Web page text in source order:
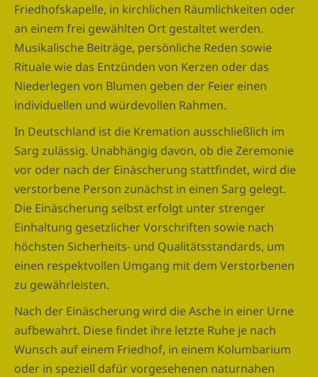
Friedhofskapelle, in kirchlichen Räumlichkeiten oder
an einem frei gewählten Ort gestaltet werden.
Musikalische Beiträge, persönliche Reden sowie
Rituale wie das Entzünden von Kerzen oder das
Niederlegen von Blumen geben der Feier einen
individuellen und würdevollen Rahmen.
In Deutschland ist die Kremation ausschließlich im
Sarg zulässig. Unabhängig davon, ob die Zeremonie
vor oder nach der Einäscherung stattfindet, wird die
verstorbene Person zunächst in einen Sarg gelegt.
Die Einäscherung selbst erfolgt unter strenger
Einhaltung gesetzlicher Vorschriften sowie nach
höchsten Sicherheits- und Qualitätsstandards, um
einen respektvollen Umgang mit dem Verstorbenen
zu gewährleisten.
Nach der Einäscherung wird die Asche in einer Urne
aufbewahrt. Diese findet ihre letzte Ruhe je nach
Wunsch auf einem Friedhof, in einem Kolumbarium
oder in speziell dafür vorgesehenen naturnahen